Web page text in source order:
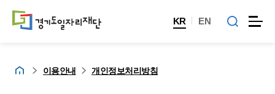
KR EN
홈 이용안내 개인정보처리방침